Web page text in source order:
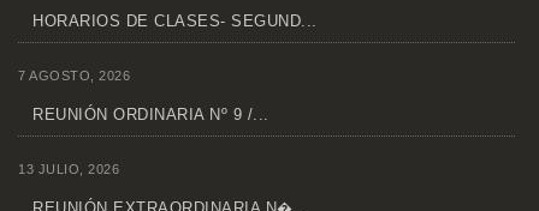
HORARIOS DE CLASES- SEGUND...
7 AGOSTO, 2026
REUNIÓN ORDINARIA Nº 9 /...
13 JULIO, 2026